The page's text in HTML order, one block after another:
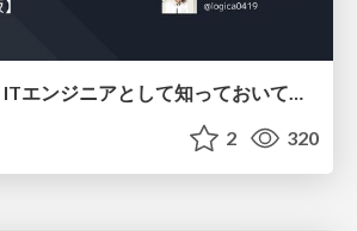
2 320